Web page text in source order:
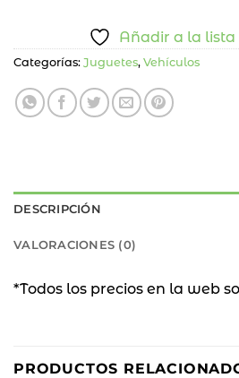
Añadir a la lista
Categorías: Juguetes, Vehículos
DESCRIPCIÓN
VALORACIONES (0)
*Todos los precios en la web
PRODUCTOS OFF